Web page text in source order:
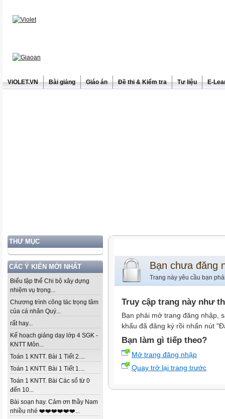
ViOLET.VN Bài giảng Giáo án Đề thi & Kiểm tra Tư liệu E-
THƯ MỤC
CÁC Ý KIẾN MỚI NHẤT
Biểu tập thể Chi bộ xây dựng
nhiệm vụ trọng...
Chương trình công tác trọng tâm
của cá nhân Quý...
rất hay...
Kế hoạch giảng dạy lớp 4 SGK -
KNTT Môn...
Toán 1 KNTT. Bài 1 Tiết 2....
Toán 1 KNTT. Bài 1 Tiết 1....
Toán 1 KNTT. Bài Các số từ 0
đến 10...
Bài soạn hay. Cảm ơn thầy Nam
nhiều nhé ❤️❤️❤️❤️❤️❤️...
Bạn chưa đăng
Trang này yêu cầu bạn
Truy cập trang này như
Bạn phải mở trang đăng nhập,
khẩu đã đăng ký rồi nhấn nút
Bạn làm gì tiếp theo?
Mở trang đăng nhập
Quay trở lại trang trước